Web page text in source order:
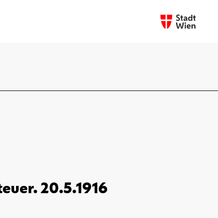
20.5.1916